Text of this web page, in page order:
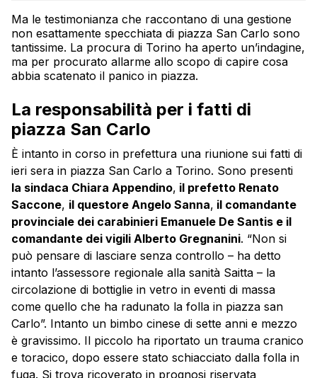
Ma le testimonianza che raccontano di una gestione
non esattamente specchiata di piazza San Carlo sono
tantissime. La procura di Torino ha aperto un’indagine,
ma per procurato allarme allo scopo di capire cosa
abbia scatenato il panico in piazza.
La responsabilità per i fatti di
piazza San Carlo
È intanto in corso in prefettura una riunione sui fatti di
ieri sera in piazza San Carlo a Torino. Sono presenti
la sindaca Chiara Appendino, il prefetto Renato
Saccone, il questore Angelo Sanna, il comandante
provinciale dei carabinieri Emanuele De Santis e il
comandante dei vigili Alberto Gregnanini. “Non si
può pensare di lasciare senza controllo – ha detto
intanto l’assessore regionale alla sanità Saitta – la
circolazione di bottiglie in vetro in eventi di massa
come quello che ha radunato la folla in piazza san
Carlo”. Intanto un bimbo cinese di sette anni e mezzo
è gravissimo. Il piccolo ha riportato un trauma cranico
e toracico, dopo essere stato schiacciato dalla folla in
fuga. Si trova ricoverato in prognosi riservata